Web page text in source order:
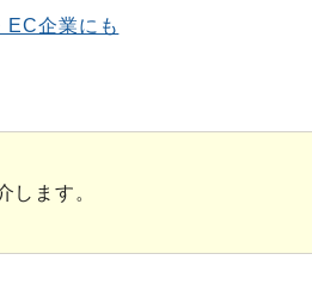
EC企業にも
します。